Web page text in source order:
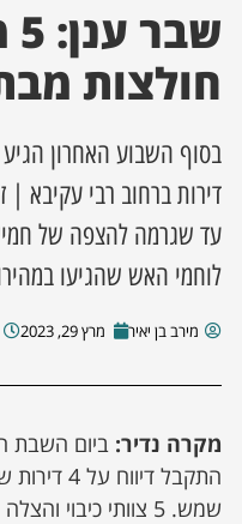
חולצות
דירות ברחוב רבי עקיבא
לוחמי האש שהגיעו
מירב בן יאיר מרץ 29, 2023
מקרה נדיר: ביום השבת
התקבל
שמש. 5 צוותי